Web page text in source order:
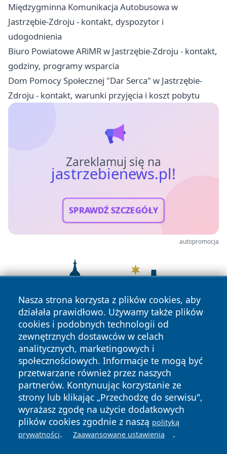
Międzygminna Komunikacja Autobusowa w
Jastrzębie-Zdroju - kontakt, dyspozytor i
udogodnienia
Biuro Powiatowe ARiMR w Jastrzębie-Zdroju - kontakt,
godziny, programy wsparcia
Dom Pomocy Społecznej "Dar Serca" w Jastrzębie-
Zdroju - kontakt, warunki przyjęcia i koszt pobytu
Zareklamuj się na
jastrzebienews.pl!
SPRAWDŹ SZCZEGÓŁY
autopromocja
Nasza strona korzysta z plików cookies, aby
działała prawidłowo. Używamy także plików
cookies i podobnych technologii od
zewnętrznych dostawców w celach
analitycznych, marketingowych i
społecznościowych. Informacje te mogą być
przetwarzane również przez naszych
partnerów. Kontynuując korzystanie ze
strony lub klikając „Przechodzę do serwisu",
wyrażasz zgodę na użycie dodatkowych
plików cookies zgodnie z naszą polityką
prywatności. Zaawansowane ustawienia .
Copyright © 2026 jastrzebienews.pl Wszystkie prawa
zastrzeżone.